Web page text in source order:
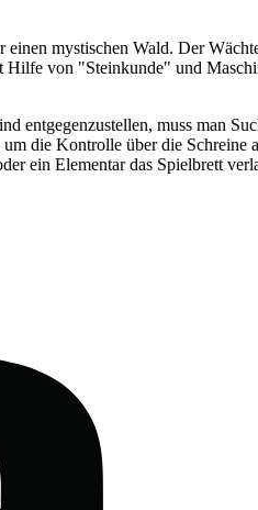
mystischen Wald. Der
von "Steinkunde" und
entgegenzustellen, muss man
die Kontrolle über die
ein Elementar das Spielbrett